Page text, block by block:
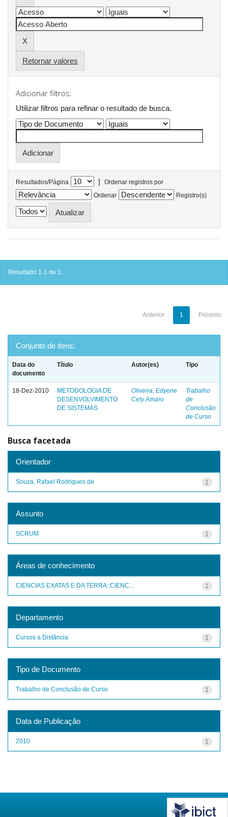
Retornar valores
Adicionar filtros:
Utilizar filtros para refinar o resultado de busca.
Resultados/Página |
Ordenar registros por
Ordenar
Registro(s)
Resultado 1-1 de 1.
Anterior 1 Próximo
Conjunto de itens:
Data do
documento
Título Autor(es) Tipo
18-Dez-2010
METODOLOGIA DE
DESENVOLVIMENTO
DE SISTEMAS
Oliveira, Edyene
Cely Amaro
Trabalho
de
Conclusão
de Curso
Busca facetada
Orientador
1
Souza, Rafael Rodrigues de
Assunto
1
SCRUM
Áreas de conhecimento
1
CIENCIAS EXATAS E DA TERRA::CIENC...
Departamento
1
Cursos a Distância
Tipo de Documento
1
Trabalho de Conclusão de Curso
Data de Publicação
1
2010